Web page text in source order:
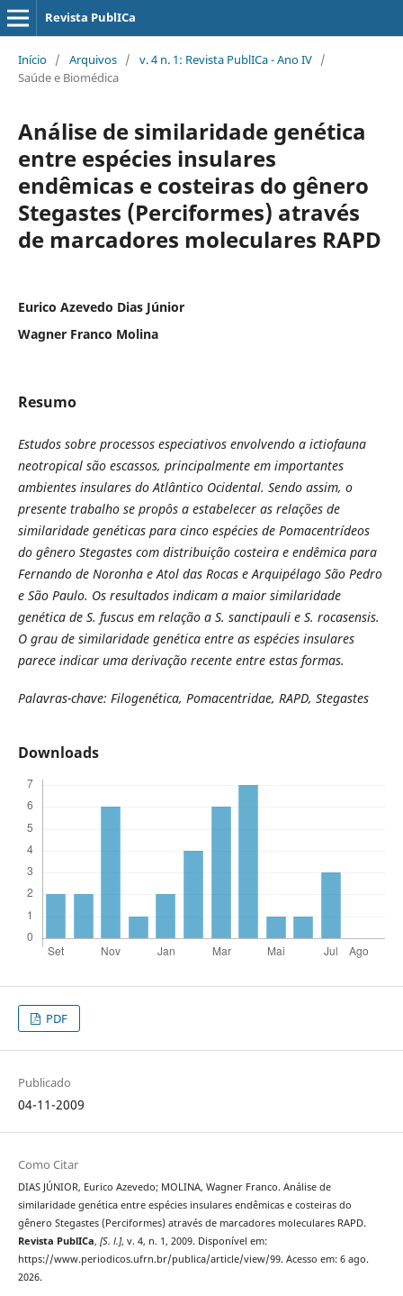
Revista PublICa
Início / Arquivos / v. 4 n. 1: Revista PublICa - Ano IV /
Saúde e Biomédica
Análise de similaridade genética
entre espécies insulares
endêmicas e costeiras do gênero
Stegastes (Perciformes) através
de marcadores moleculares RAPD
Eurico Azevedo Dias Júnior
Wagner Franco Molina
Resumo
Estudos sobre processos especiativos envolvendo a ictiofauna
neotropical são escassos, principalmente em importantes
ambientes insulares do Atlântico Ocidental. Sendo assim, o
presente trabalho se propôs a estabelecer as relações de
similaridade genéticas para cinco espécies de Pomacentrí­deos
do gênero Stegastes com distribuição costeira e endêmica para
Fernando de Noronha e Atol das Rocas e Arquipélago São Pedro
e São Paulo. Os resultados indicam a maior similaridade
genética de S. fuscus em relação a S. sanctipauli e S. rocasensis.
O grau de similaridade genética entre as espécies insulares
parece indicar uma derivação recente entre estas formas.
Palavras-chave: Filogenética, Pomacentridae, RAPD, Stegastes
Downloads
PDF
Publicado
04-11-2009
Como Citar
DIAS JÚNIOR, Eurico Azevedo; MOLINA, Wagner Franco. Análise de
similaridade genética entre espécies insulares endêmicas e costeiras do
gênero Stegastes (Perciformes) através de marcadores moleculares RAPD.
Revista PublICa, [S. l.], v. 4, n. 1, 2009. Disponível em:
https://www.periodicos.ufrn.br/publica/article/view/99. Acesso em: 6 ago.
2026.